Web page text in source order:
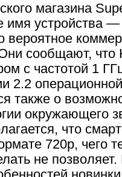
магазина
имя устройства
вероятное
сообщают, что
с частотой 1
2.2
также о
окружающего
что
720p, чего
не позволяет.